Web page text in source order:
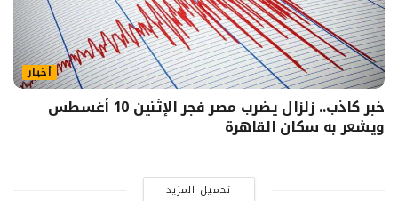
أخبار
خبر كاذب.. زلزال يضرب مصر فجر الإثنين 10 أغسطس
ويشعر به سكان القاهرة
تحميل المزيد